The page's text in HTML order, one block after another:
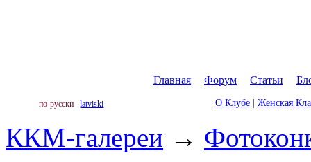
Главная Форум Статьи
по-русски latviski О Клубе Женская
ККМ-галереи →